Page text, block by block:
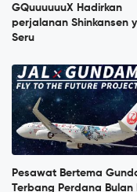
GQuuuuuuX Hadirkan
perjalanan Shinkansen
Seru
Pesawat Bertema
Terbang Perdana Bulan